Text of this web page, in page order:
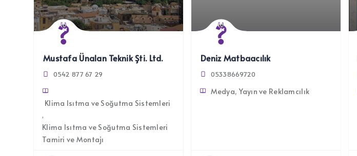
Mustafa Ünalan Teknik Şti. Ltd.
0542 877 67 29
Klima Isıtma ve Soğutma Sistemleri
Klima Isıtma ve Soğutma Sistemleri
Tamiri ve Montajı
Deniz Matbaacılık
05338669720
Medya, Yayın ve Reklamcılık